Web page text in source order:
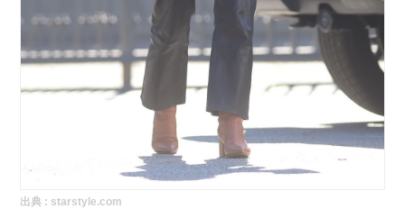
出典 : starstyle.com